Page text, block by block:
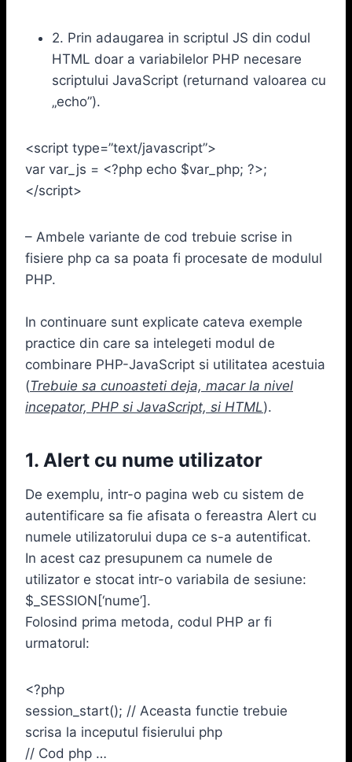
2. Prin adaugarea in scriptul JS din codul
HTML doar a variabilelor PHP necesare
scriptului JavaScript (returnand valoarea cu
„echo”).
<script type=”text/javascript”>
var var_js = <?php echo $var_php; ?>;
</script>
– Ambele variante de cod trebuie scrise in
fisiere php ca sa poata fi procesate de modulul
PHP.
In continuare sunt explicate cateva exemple
practice din care sa intelegeti modul de
combinare PHP-JavaScript si utilitatea acestuia
(Trebuie sa cunoasteti deja, macar la nivel
incepator, PHP si JavaScript, si HTML).
1. Alert cu nume utilizator
De exemplu, intr-o pagina web cu sistem de
autentificare sa fie afisata o fereastra Alert cu
numele utilizatorului dupa ce s-a autentificat.
In acest caz presupunem ca numele de
utilizator e stocat intr-o variabila de sesiune:
$_SESSION[‘nume’].
Folosind prima metoda, codul PHP ar fi
urmatorul:
<?php
session_start(); // Aceasta functie trebuie
scrisa la inceputul fisierului php
// Cod php …